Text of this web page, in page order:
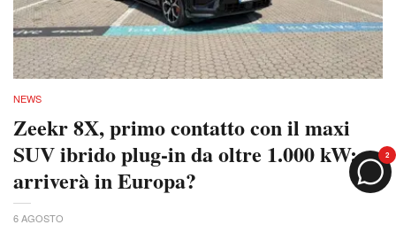
2
NEWS
Zeekr 8X, primo contatto con il maxi
SUV ibrido plug-in da oltre 1.000 kW:
arriverà in Europa?
6 AGOSTO